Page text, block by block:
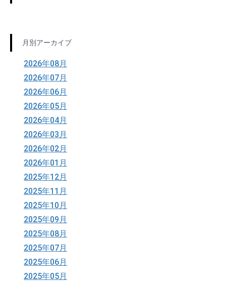
月別アーカイブ
2026年08月
2026年07月
2026年06月
2026年05月
2026年04月
2026年03月
2026年02月
2026年01月
2025年12月
2025年11月
2025年10月
2025年09月
2025年08月
2025年07月
2025年06月
2025年05月